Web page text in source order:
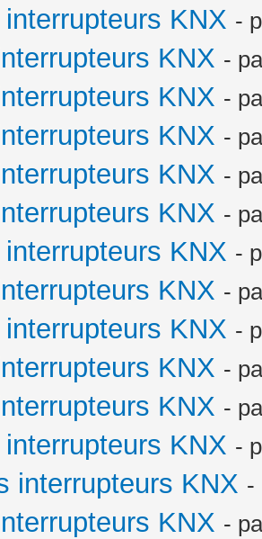
KNX -
KNX -
KNX -
KNX -
KNX -
KNX -
KNX -
KNX -
KNX -
KNX -
KNX -
KNX -
interrupteurs KNX -
KNX -